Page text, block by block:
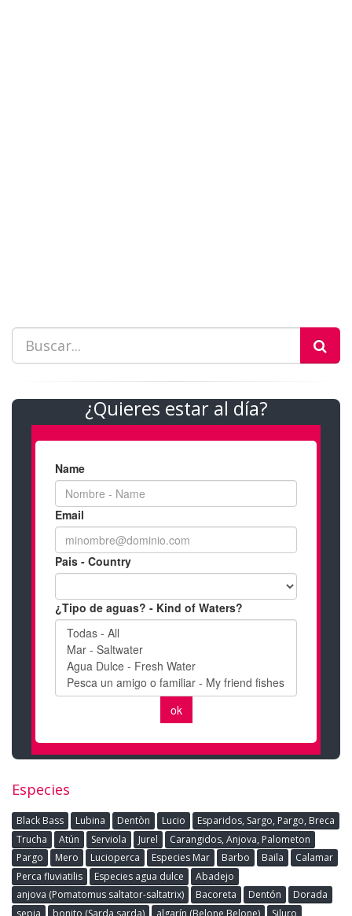
¿Quieres estar al día?
Especies
Black Bass Lubina Dentòn Lucio
Esparidos, Sargo, Pargo, Breca
Trucha
Atún Serviola Jurel
Carangidos, Anjova, Palometon
Pargo
Mero Lucioperca Especies Mar Barbo Baila
Calamar
Perca fluviatilis
Especies agua dulce
Abadejo
anjova (Pomatomus saltator-saltatrix)
Bacoreta Dentón
Dorada
sepia
bonito (Sarda sarda) algarín (Belone Belone)
Siluro